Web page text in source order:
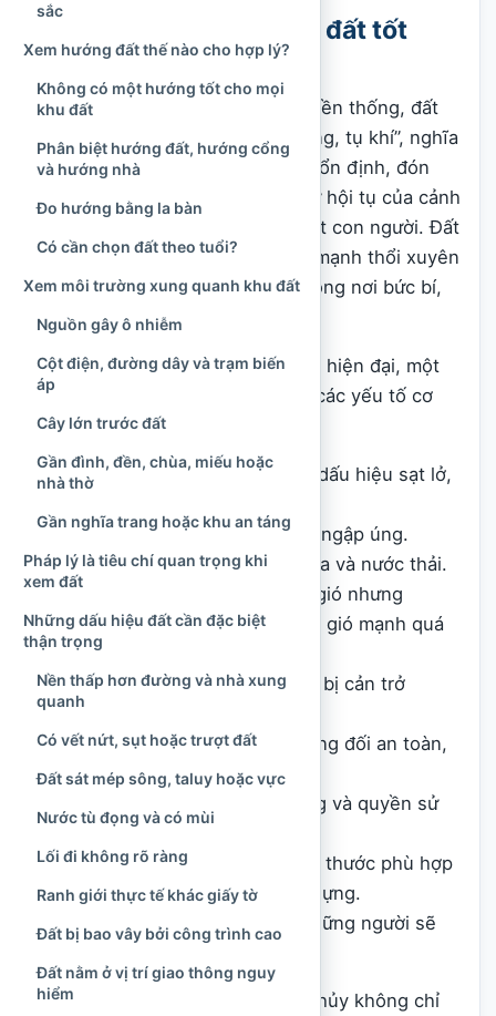
Hiểu thế nào là một khu đất tốt
theo phong thủy?
Theo quan niệm phong thủy truyền thống, đất
tốt là nơi có khả năng “tàng phong, tụ khí”, nghĩa
là không gian tương đối kín đáo, ổn định, đón
được luồng gió vừa phải và có sự hội tụ của cảnh
quan, nguồn nước hoặc sinh hoạt con người. Đất
không nên quá trống trải, bị gió mạnh thổi xuyên
liên tục, cũng không nên nằm trong nơi bức bí,
ẩm thấp và thiếu ánh sáng.
Khi diễn giải theo điều kiện sống hiện đại, một
khu đất tốt thường cần đáp ứng các yếu tố cơ
bản:
Nền đất ổn định, không có dấu hiệu sạt lở,
Cao độ phù hợp, ít nguy cơ ngập úng.
Có khả năng thoát nước mưa và nước thải.
Đón được ánh sáng, thông gió nhưng
không chịu nắng nóng hoặc gió mạnh quá
mức.
Đường đi thuận tiện, không bị cản trở
quyền tiếp cận.
Môi trường xung quanh tương đối an toàn,
sạch sẽ và yên ổn.
Ranh giới, mục đích sử dụng và quyền sử
dụng đất rõ ràng.
Hình dáng, diện tích và kích thước phù hợp
với công trình dự định xây dựng.
Tạo cảm giác an tâm cho những người sẽ
Như vậy, chữ “tốt” trong phong thủy không chỉ
sắc
Xem hướng đất thế nào cho hợp lý?
Không có một hướng tốt cho mọi
khu đất
Phân biệt hướng đất, hướng cổng
và hướng nhà
Đo hướng bằng la bàn
Có cần chọn đất theo tuổi?
Xem môi trường xung quanh khu đất
Nguồn gây ô nhiễm
Cột điện, đường dây và trạm biến
áp
Cây lớn trước đất
Gần đình, đền, chùa, miếu hoặc
nhà thờ
Gần nghĩa trang hoặc khu an táng
Pháp lý là tiêu chí quan trọng khi
xem đất
Những dấu hiệu đất cần đặc biệt
thận trọng
Nền thấp hơn đường và nhà xung
quanh
Có vết nứt, sụt hoặc trượt đất
Đất sát mép sông, taluy hoặc vực
Nước tù đọng và có mùi
Lối đi không rõ ràng
Ranh giới thực tế khác giấy tờ
Đất bị bao vây bởi công trình cao
Đất nằm ở vị trí giao thông nguy
hiểm